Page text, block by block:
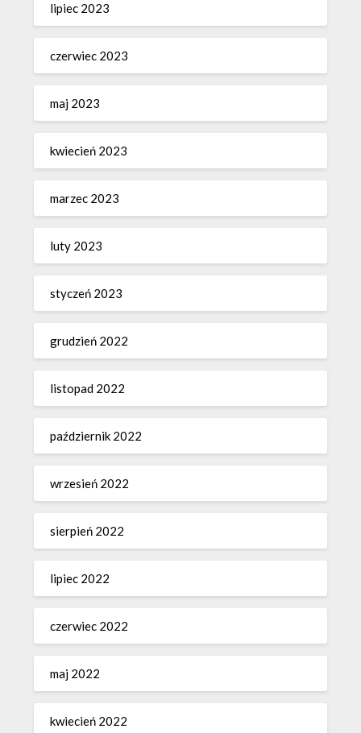
lipiec 2023
czerwiec 2023
maj 2023
kwiecień 2023
marzec 2023
luty 2023
styczeń 2023
grudzień 2022
listopad 2022
październik 2022
wrzesień 2022
sierpień 2022
lipiec 2022
czerwiec 2022
maj 2022
kwiecień 2022